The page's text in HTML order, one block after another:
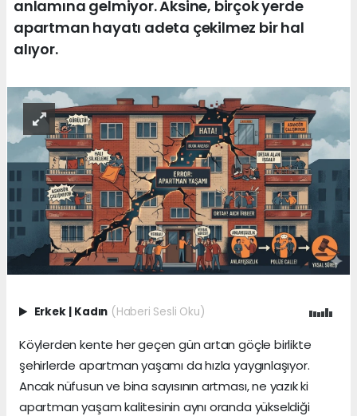
anlamına gelmiyor. Aksine, birçok yerde
apartman hayatı adeta çekilmez bir hal
alıyor.
Erkek | Kadın (Haberi Sesli Oku)
Köylerden kente her geçen gün artan göçle birlikte
şehirlerde apartman yaşamı da hızla yaygınlaşıyor.
Ancak nüfusun ve bina sayısının artması, ne yazık ki
apartman yaşam kalitesinin aynı oranda yükseldiği